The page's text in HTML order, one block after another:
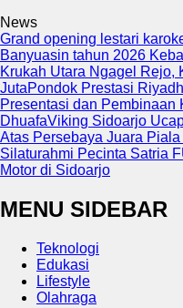
News
Grand opening lestari
Banyuasin tahun 2026
Krukah Utara Ngagel Rejo,
JutaPondok Prestasi
Presentasi dan Pembinaan
DhuafaViking Sidoarjo
Atas Persebaya Juara
Silaturahmi Pecinta Satria
Motor di Sidoarjo
MENU SIDEBAR
Teknologi
Edukasi
Lifestyle
Olahraga